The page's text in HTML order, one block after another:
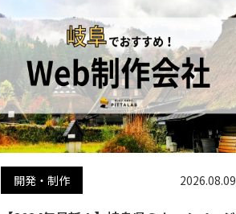
開発・制作 2026.08.09